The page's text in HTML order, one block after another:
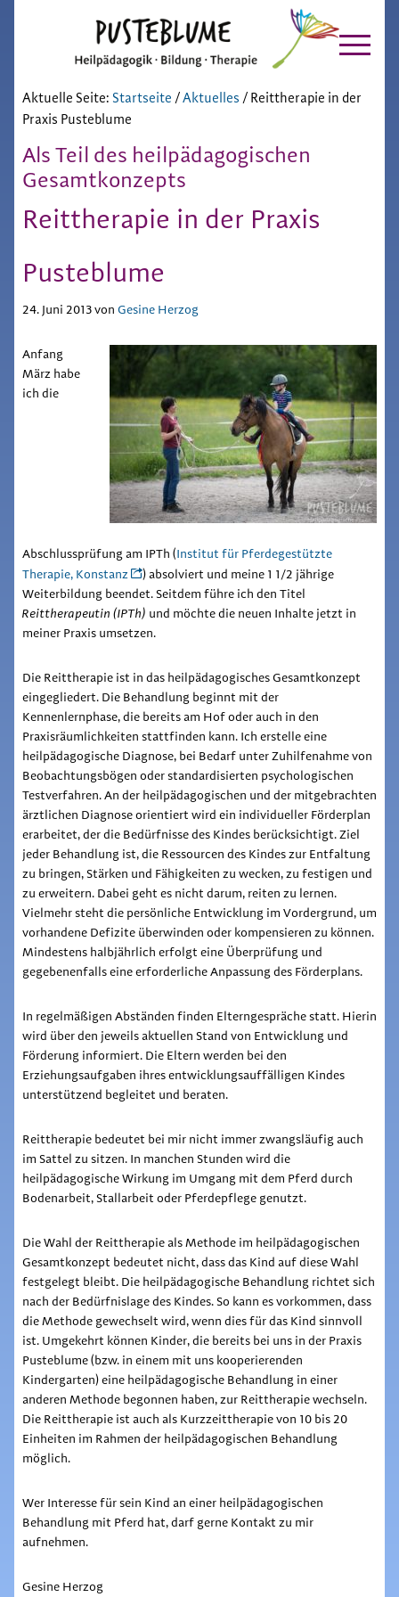
Hauptnavigation
content
Pusteblume
Chiemgau
Aktuelle Seite: Startseite /Aktuelles /Reittherapie in der
Praxis Pusteblume
Reittherapie in der Praxis
Pusteblume
Als Teil des heilpädagogischen
Gesamtkonzepts
24. Juni 2013von Gesine Herzog
Anfang
März habe
ich die
Abschlussprüfung am IPTh (Institut für Pferdegestützte
Therapie, Konstanz
) absolviert und meine 1 1/2 jährige
Weiterbildung beendet. Seitdem führe ich den Titel
Reittherapeutin (IPTh) und möchte die neuen Inhalte jetzt in
meiner Praxis umsetzen.
Die Reittherapie ist in das heilpädagogisches Gesamtkonzept
eingegliedert. Die Behandlung beginnt mit der
Kennenlernphase, die bereits am Hof oder auch in den
Praxisräumlichkeiten stattfinden kann. Ich erstelle eine
heilpädagogische Diagnose, bei Bedarf unter Zuhilfenahme von
Beobachtungsbögen oder standardisierten psychologischen
Testverfahren. An der heilpädagogischen und der mitgebrachten
ärztlichen Diagnose orientiert wird ein individueller Förderplan
erarbeitet, der die Bedürfnisse des Kindes berücksichtigt. Ziel
jeder Behandlung ist, die Ressourcen des Kindes zur Entfaltung
zu bringen, Stärken und Fähigkeiten zu wecken, zu festigen und
zu erweitern. Dabei geht es nicht darum, reiten zu lernen.
Vielmehr steht die persönliche Entwicklung im Vordergrund, um
vorhandene Defizite überwinden oder kompensieren zu können.
Mindestens halbjährlich erfolgt eine Überprüfung und
gegebenenfalls eine erforderliche Anpassung des Förderplans.
In regelmäßigen Abständen finden Elterngespräche statt. Hierin
wird über den jeweils aktuellen Stand von Entwicklung und
Förderung informiert. Die Eltern werden bei den
Erziehungsaufgaben ihres entwicklungsauffälligen Kindes
unterstützend begleitet und beraten.
Reittherapie bedeutet bei mir nicht immer zwangsläufig auch
im Sattel zu sitzen. In manchen Stunden wird die
heilpädagogische Wirkung im Umgang mit dem Pferd durch
Bodenarbeit, Stallarbeit oder Pferdepflege genutzt.
Die Wahl der Reittherapie als Methode im heilpädagogischen
Gesamtkonzept bedeutet nicht, dass das Kind auf diese Wahl
festgelegt bleibt. Die heilpädagogische Behandlung richtet sich
nach der Bedürfnislage des Kindes. So kann es vorkommen, dass
die Methode gewechselt wird, wenn dies für das Kind sinnvoll
ist. Umgekehrt können Kinder, die bereits bei uns in der Praxis
Pusteblume (bzw. in einem mit uns kooperierenden
Kindergarten) eine heilpädagogische Behandlung in einer
anderen Methode begonnen haben, zur Reittherapie wechseln.
Die Reittherapie ist auch als Kurzzeittherapie von 10 bis 20
Einheiten im Rahmen der heilpädagogischen Behandlung
möglich.
Wer Interesse für sein Kind an einer heilpädagogischen
Behandlung mit Pferd hat, darf gerne Kontakt zu mir
aufnehmen.
Gesine Herzog